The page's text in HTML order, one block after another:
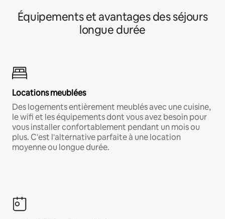
Équipements et avantages des séjours
longue durée
Locations meublées
Des logements entièrement meublés avec une cuisine,
le wifi et les équipements dont vous avez besoin pour
vous installer confortablement pendant un mois ou
plus. C'est l'alternative parfaite à une location
moyenne ou longue durée.